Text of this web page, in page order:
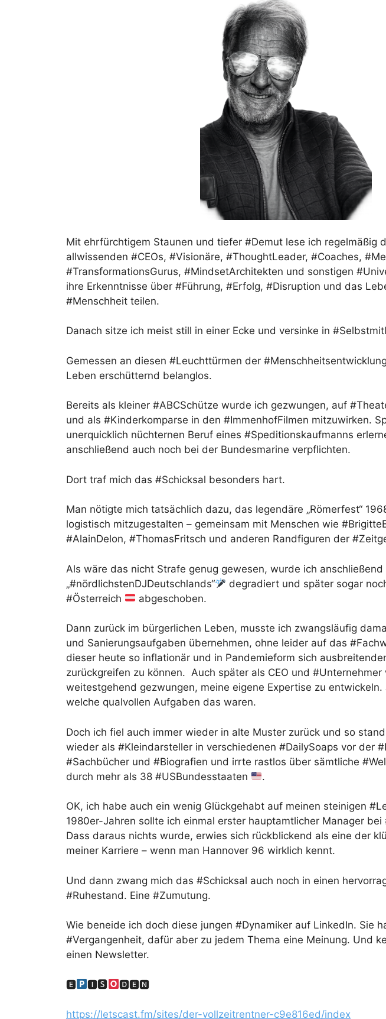
Mit ehrfürchtigem Staunen und tiefer #Demut lese ich regelmäßig
allwissenden #CEOs, #Visionäre, #ThoughtLeader, #Coaches,
#TransformationsGurus, #MindsetArchitekten und sonstigen
ihre Erkenntnisse über #Führung, #Erfolg, #Disruption und das
#Menschheit teilen.
Danach sitze ich meist still in einer Ecke und versinke in
Gemessen an diesen #Leuchttürmen der
Leben erschütternd belanglos.
Bereits als kleiner #ABCSchütze wurde ich gezwungen, auf
und als #Kinderkomparse in den #ImmenhofFilmen mitzuwirken.
unerquicklich nüchternen Beruf eines #Speditionskaufmanns
anschließend auch noch bei der Bundesmarine verpflichten.
Dort traf mich das #Schicksal besonders hart.
Man nötigte mich tatsächlich dazu, das legendäre „Römerfest“
logistisch mitzugestalten – gemeinsam mit Menschen wie
#AlainDelon, #ThomasFritsch und anderen Randfiguren der
Als wäre das nicht Strafe genug gewesen, wurde ich anschließend
„#nördlichstenDJDeutschlands“
degradiert und später sogar
#Österreich
abgeschoben.
Dann zurück im bürgerlichen Leben, musste ich zwangsläufig
und Sanierungsaufgaben übernehmen, ohne leider auf das
dieser heute so inflationär und in Pandemieform sich
zurückgreifen zu können. Auch später als CEO und #Unternehmer
weitestgehend gezwungen, meine eigene Expertise zu
welche qualvollen Aufgaben das waren.
Doch ich fiel auch immer wieder in alte Muster zurück und so
wieder als #Kleindarsteller in verschiedenen #DailySoaps vor der
#Sachbücher und #Biografien und irrte rastlos über sämtliche
durch mehr als 38 #USBundesstaaten
.
OK, ich habe auch ein wenig Glückgehabt auf meinen steinigen
1980er-Jahren sollte ich einmal erster hauptamtlicher Manager
Dass daraus nichts wurde, erwies sich rückblickend als eine der
meiner Karriere – wenn man Hannover 96 wirklich kennt.
Und dann zwang mich das #Schicksal auch noch in einen
#Ruhestand. Eine #Zumutung.
Wie beneide ich doch diese jungen #Dynamiker auf LinkedIn. Sie
#Vergangenheit, dafür aber zu jedem Thema eine Meinung. Und
einen Newsletter.
🅴 🅸🆂 🅳🅴🅽
https://letscast.fm/sites/der-vollzeitrentner-c9e816ed/index